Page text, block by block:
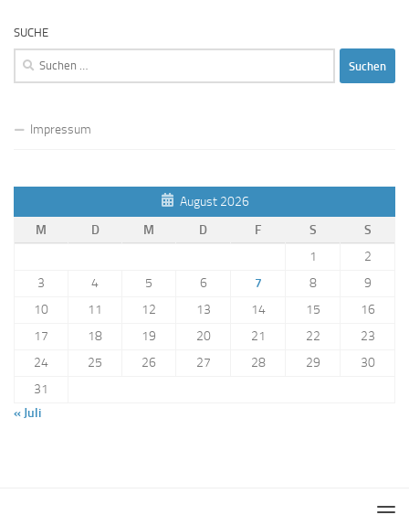
SUCHE
Suchen
Impressum
August 2026
M
D M D F S
S
1
2
3
4 5 6 7 8
9
10
11 12 13 14 15
16
17
18 19 20 21 22
23
24
25 26 27 28 29
30
31
« Juli